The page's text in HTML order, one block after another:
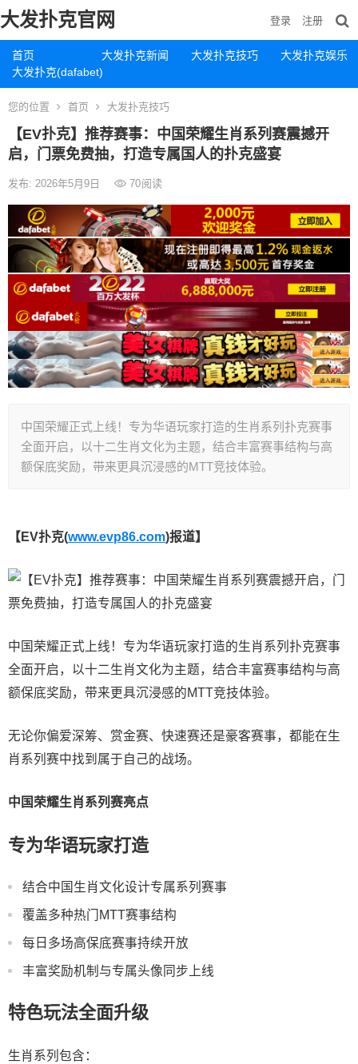
大发扑克官网
首页 大发扑克新闻 大发扑克技巧
大发扑克娱乐
大发扑克(dafabet)
登录 注册
您的位置 首页 大发扑克技巧
【EV扑克】推荐赛事：中国荣耀生肖系列赛震撼开
启，门票免费抽，打造专属国人的扑克盛宴
发布: 2026年5月9日 70阅读
中国荣耀正式上线！专为华语玩家打造的生肖系列扑克赛事
全面开启，以十二生肖文化为主题，结合丰富赛事结构与高
额保底奖励，带来更具沉浸感的MTT竞技体验。
【EV扑克(www.evp86.com)报道】
中国荣耀正式上线！专为华语玩家打造的生肖系列扑克赛事
全面开启，以十二生肖文化为主题，结合丰富赛事结构与高
额保底奖励，带来更具沉浸感的MTT竞技体验。
无论你偏爱深筹、赏金赛、快速赛还是豪客赛事，都能在生
肖系列赛中找到属于自己的战场。
中国荣耀生肖系列赛亮点
专为华语玩家打造
结合中国生肖文化设计专属系列赛事
覆盖多种热门MTT赛事结构
每日多场高保底赛事持续开放
丰富奖励机制与专属头像同步上线
特色玩法全面升级
生肖系列包含：